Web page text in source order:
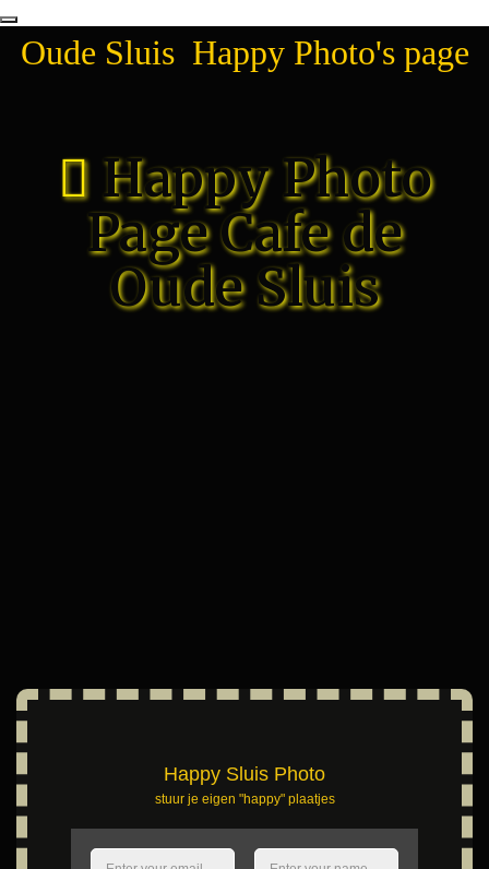
Oude Sluis Happy Photo's page
Happy Photo
Page Cafe de
Oude Sluis
Happy Sluis Photo
stuur je eigen "happy" plaatjes